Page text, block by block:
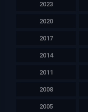
2023
2020
2017
2014
2011
2008
2005